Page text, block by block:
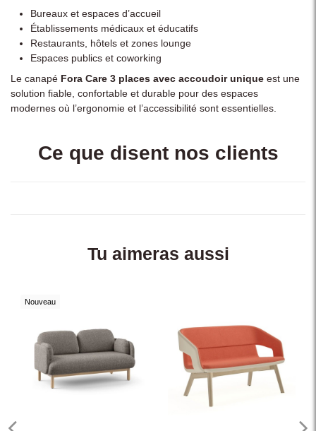
Bureaux et espaces d’accueil
Établissements médicaux et éducatifs
Restaurants, hôtels et zones lounge
Espaces publics et coworking
Le canapé Fora Care 3 places avec accoudoir unique est une
solution fiable, confortable et durable pour des espaces
modernes où l’ergonomie et l’accessibilité sont essentielles.
Ce que disent nos clients
Tu aimeras aussi
Nouveau